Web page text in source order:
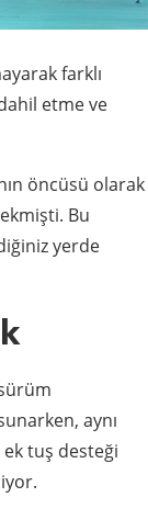
farklı
etme ve
öncüsü olarak
Bu
yerde
aynı
tuş desteği